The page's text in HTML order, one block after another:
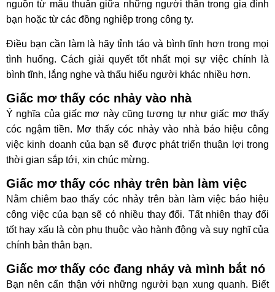
nguồn từ mâu thuẫn giữa những người thân trong gia đình
bạn hoặc từ các đồng nghiệp trong công ty.
Điều bạn cần làm là hãy tỉnh táo và bình tĩnh hơn trong mọi
tình huống. Cách giải quyết tốt nhất mọi sự việc chính là
bình tĩnh, lắng nghe và thấu hiểu người khác nhiều hơn.
Giấc mơ thấy cóc nhảy vào nhà
Ý nghĩa của giấc mơ này cũng tương tự như giấc mơ thấy
cóc ngậm tiền. Mơ thấy cóc nhảy vào nhà báo hiệu công
việc kinh doanh của bạn sẽ được phát triển thuận lợi trong
thời gian sắp tới, xin chúc mừng.
Giấc mơ thấy cóc nhảy trên bàn làm việc
Nằm chiêm bao thấy cóc nhảy trên bàn làm việc báo hiệu
công việc của bạn sẽ có nhiều thay đổi. Tất nhiên thay đổi
tốt hay xấu là còn phụ thuộc vào hành động và suy nghĩ của
chính bản thân bạn.
Giấc mơ thấy cóc đang nhảy và mình bắt nó
Bạn nên cẩn thận với những người bạn xung quanh. Biết